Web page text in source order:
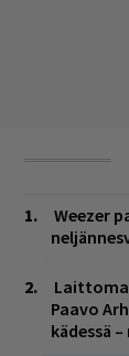
Weezer
Paavo
kädessä